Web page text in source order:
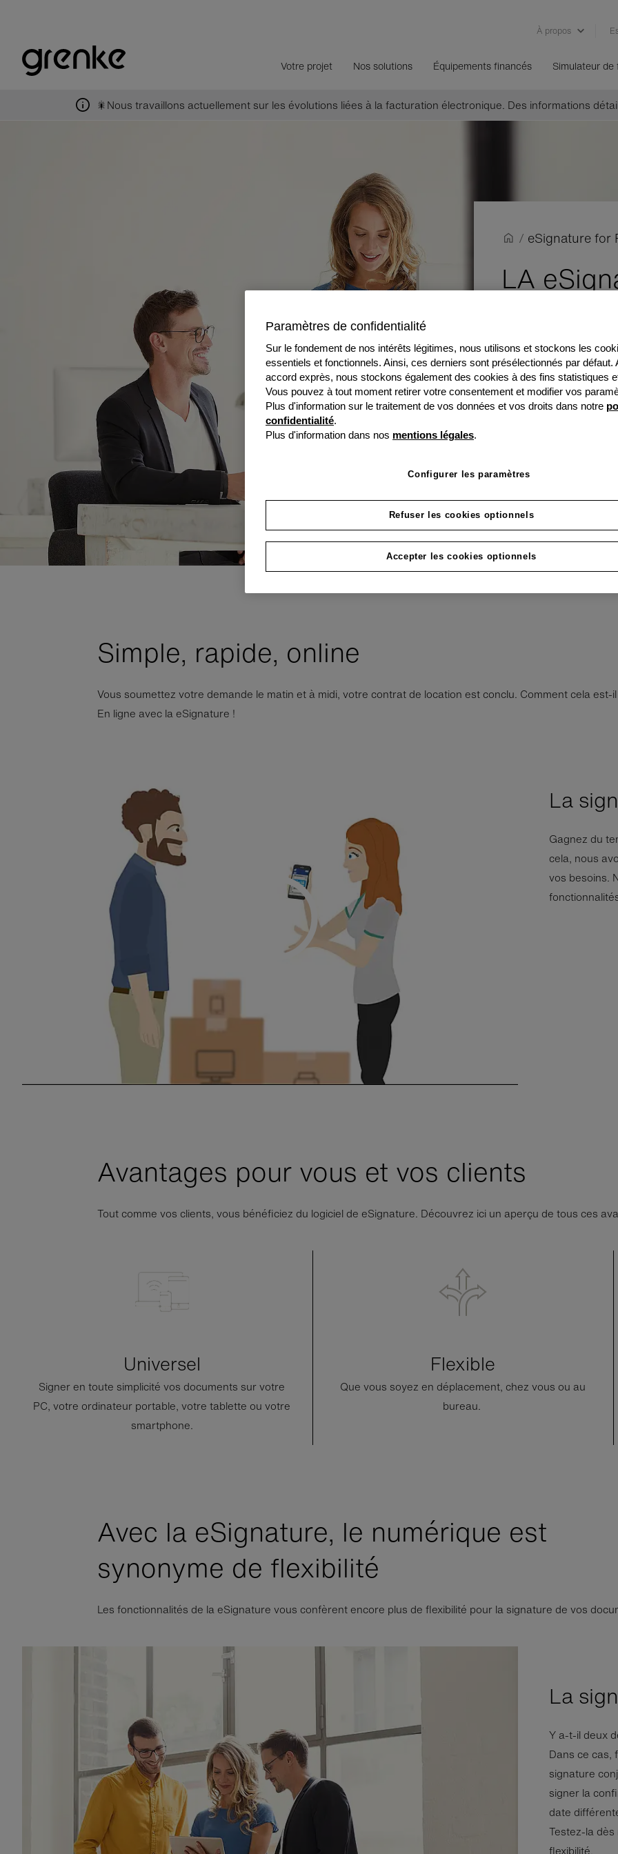
À propos
Votre projet Nos solutions Équipements financés Simulateur
🎇Nous travaillons actuellement sur les évolutions liées à la facturation électronique. Des informations
/ eSignature for
LA e
Afin d'être
l'avenir. Pour cela,
eSignature.
Simple, rapide, online
Vous soumettez votre demande le matin et à midi, votre contrat de location est conclu. Comment cela est-
En ligne avec la eSignature !
La
Gagnez du
cela, nous
vos besoins.
Avantages pour vous et vos clients
Tout comme vos clients, vous bénéficiez du logiciel de eSignature. Découvrez ici un aperçu de tous ces
Universel
Signer en toute simplicité vos documents sur votre
PC, votre ordinateur portable, votre tablette ou votre
smartphone.
Flexible
Que vous soyez en déplacement, chez vous ou au
bureau.
Avec la eSignature, le numérique est
synonyme de flexibilité
Les fonctionnalités de la eSignature vous confèrent encore plus de flexibilité pour la signature de vos
La
Y a-t-il deux
Dans ce cas,
signature
signer la
date
Testez-la
flexibilité.
Paramètres de confidentialité
Sur le fondement de nos intérêts légitimes, nous utilisons et stockons les
essentiels et fonctionnels. Ainsi, ces derniers sont présélectionnés par défaut.
accord exprès, nous stockons également des cookies à des fins statistiques
Vous pouvez à tout moment retirer votre consentement et modifier vos
Plus d'information sur le traitement de vos données et vos droits dans notre
confidentialité.
Plus d'information dans nos mentions légales.
Configurer les paramètres
Refuser les cookies optionnels
Accepter les cookies optionnels